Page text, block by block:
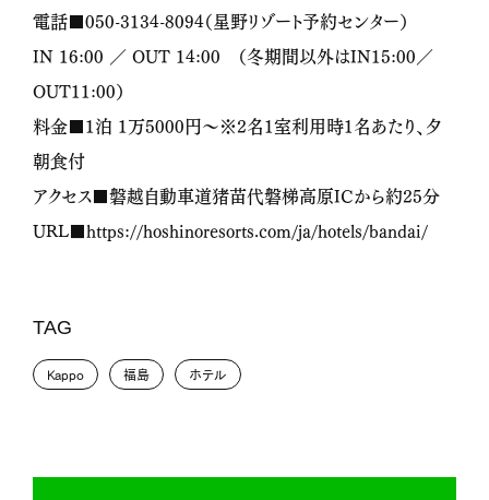
電話■050-3134-8094（星野リゾート予約センター）
IN 16:00 ／ OUT 14:00 （冬期間以外はIN15:00／
OUT11:00）
料金■1泊 1万5000円〜※2名1室利用時1名あたり、夕
朝食付
アクセス■磐越自動車道猪苗代磐梯高原ICから約25分
URL■https://hoshinoresorts.com/ja/hotels/bandai/
TAG
Kappo 福島 ホテル